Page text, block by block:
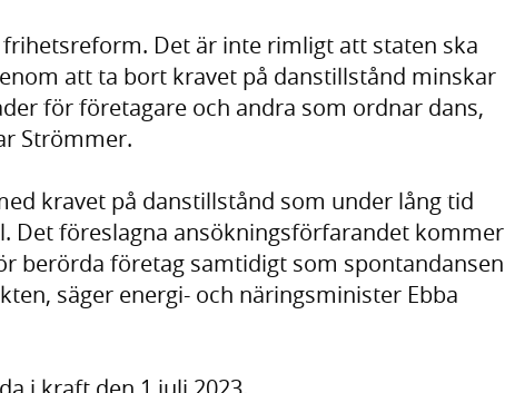
Det är inte rimligt att staten ska
att ta bort kravet på danstillstånd minskar
för företagare och andra som ordnar dans,
Strömmer.
kravet på danstillstånd som under lång tid
Det föreslagna ansökningsförfarandet kommer
berörda företag samtidigt som spontandansen
säger energi- och näringsminister Ebba